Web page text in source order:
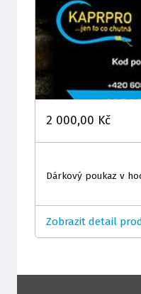
2 000,00 Kč
Dárkový poukaz v
Zobrazit detail